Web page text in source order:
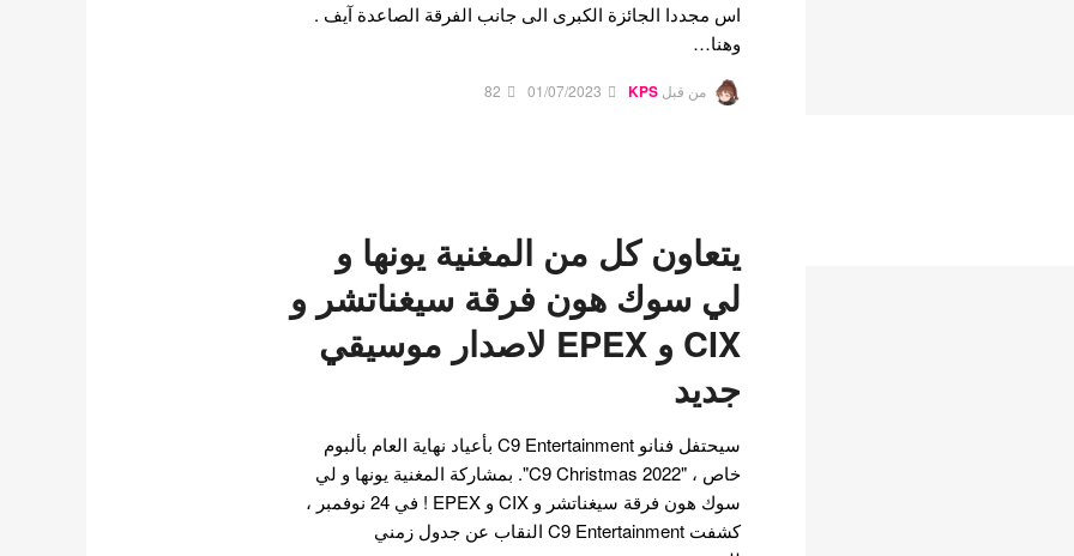
اس مجددا الجائزة الكبرى الى جانب الفرقة الصاعدة آيف .
وهنا…
من قبل KPS
01/07/2023
82
يتعاون كل من المغنية يونها و
لي سوك هون فرقة سيغناتشر و
CIX و EPEX لاصدار موسيقي
جديد
سيحتفل فنانو C9 Entertainment بأعياد نهاية العام بألبوم
خاص ، "2022 C9 Christmas". بمشاركة المغنية يونها و لي
سوك هون فرقة سيغناتشر و CIX و EPEX ! في 24 نوفمبر ،
كشفت C9 Entertainment النقاب عن جدول زمني